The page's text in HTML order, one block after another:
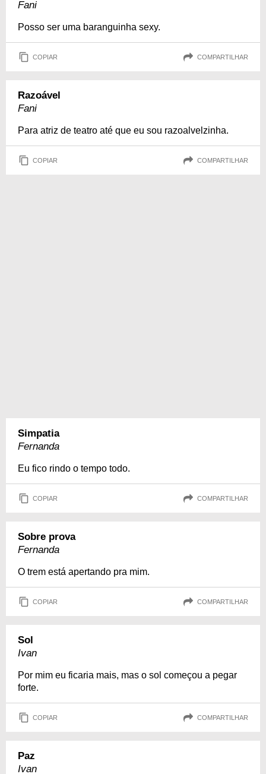
Fani
Posso ser uma baranguinha sexy.
COPIAR COMPARTILHAR
Razoável
Fani
Para atriz de teatro até que eu sou razoalvelzinha.
COPIAR COMPARTILHAR
Simpatia
Fernanda
Eu fico rindo o tempo todo.
COPIAR COMPARTILHAR
Sobre prova
Fernanda
O trem está apertando pra mim.
COPIAR COMPARTILHAR
Sol
Ivan
Por mim eu ficaria mais, mas o sol começou a pegar
forte.
COPIAR COMPARTILHAR
Paz
Ivan